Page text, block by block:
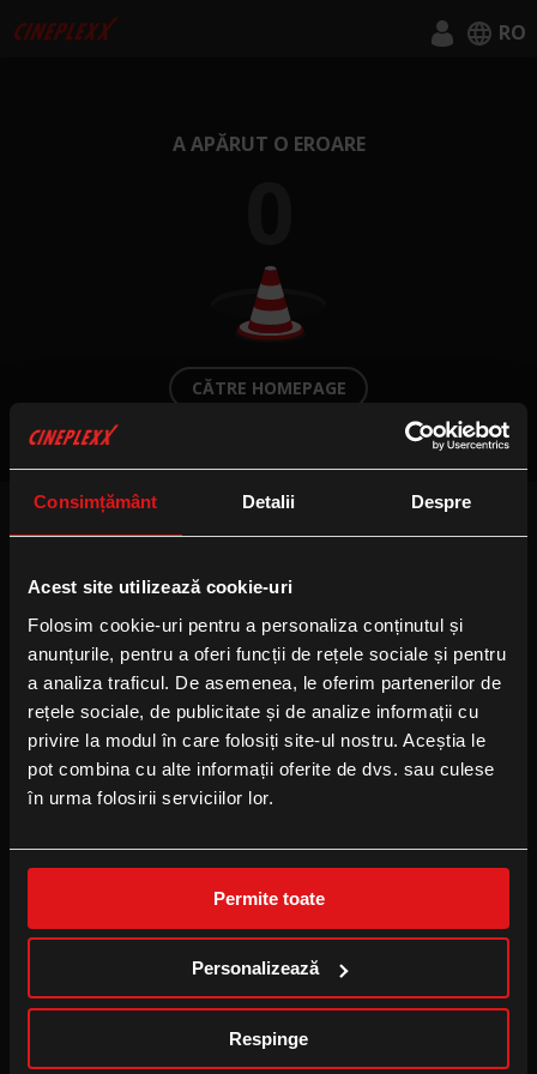
Consimțământ Detalii Despre
Acest site utilizează cookie-uri
Folosim cookie-uri pentru a personaliza conținutul și
anunțurile, pentru a oferi funcții de rețele sociale și pentru
a analiza traficul. De asemenea, le oferim partenerilor de
rețele sociale, de publicitate și de analize informații cu
privire la modul în care folosiți site-ul nostru. Aceștia le
pot combina cu alte informații oferite de dvs. sau culese
în urma folosirii serviciilor lor.
Permite toate
Personalizează
Respinge
RO
Română
A APĂRUT O EROARE
CĂTRE HOMEPAGE
Facebook
Instagram
YouTube
TikTok
B2B
Publicitate la cinema
Cinema pentru școală
CINEPLEXX APPS